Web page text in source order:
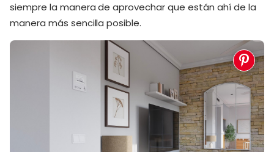
siempre la manera de aprovechar que están ahí de la
manera más sencilla posible.